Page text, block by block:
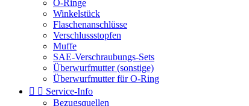
O-Ringe
Winkelstück
Flaschenanschlüsse
Verschlussstopfen
Muffe
SAE-Verschraubungs-Sets
Überwurfmutter (sonstige)
Überwurfmutter für O-Ring
  Service-Info
Bezugsquellen